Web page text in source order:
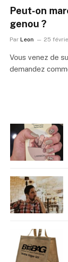
Peut-on
genou ?
Par Leon 25
Vous venez de
demandez